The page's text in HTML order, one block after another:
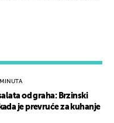
od graha: Brzinski
je prevruće za kuhanje